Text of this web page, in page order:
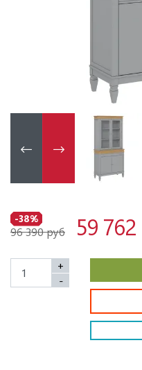
-38%
96 390 руб 59
+
-